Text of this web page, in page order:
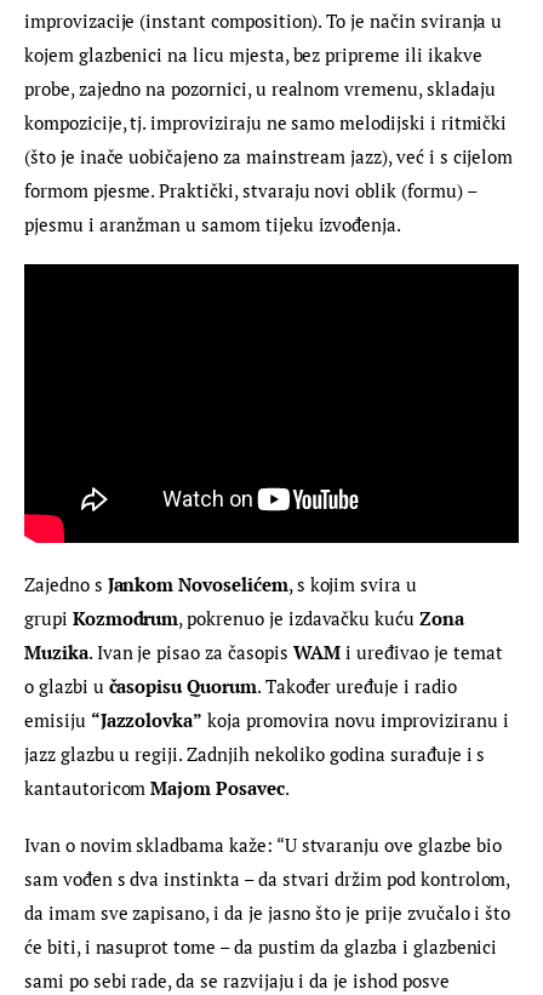
improvizacije (instant composition). To je način sviranja u
kojem glazbenici na licu mjesta, bez pripreme ili ikakve
probe, zajedno na pozornici, u realnom vremenu, skladaju
kompozicije, tj. improviziraju ne samo melodijski i ritmički
(što je inače uobičajeno za mainstream jazz), već i s cijelom
formom pjesme. Praktički, stvaraju novi oblik (formu) –
pjesmu i aranžman u samom tijeku izvođenja.
Zajedno s Jankom Novoselićem, s kojim svira u
grupi Kozmodrum, pokrenuo je izdavačku kuću Zona
Muzika. Ivan je pisao za časopis WAM i uređivao je temat
o glazbi u časopisu Quorum. Također uređuje i radio
emisiju “Jazzolovka” koja promovira novu improviziranu i
jazz glazbu u regiji. Zadnjih nekoliko godina surađuje i s
kantautoricom Majom Posavec.
Ivan o novim skladbama kaže: “U stvaranju ove glazbe bio
sam vođen s dva instinkta – da stvari držim pod kontrolom,
da imam sve zapisano, i da je jasno što je prije zvučalo i što
će biti, i nasuprot tome – da pustim da glazba i glazbenici
sami po sebi rade, da se razvijaju i da je ishod posve